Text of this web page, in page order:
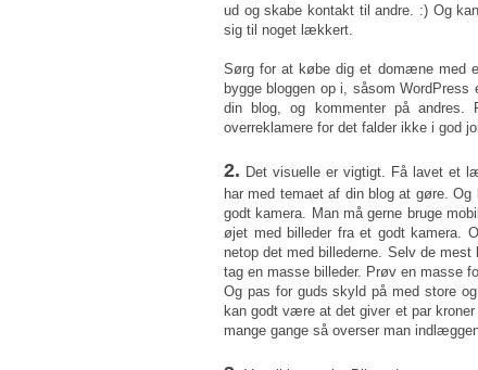
ud og skabe kontakt til andre. :) Og
sig til noget lækkert.
Sørg for at købe dig et domæne med
bygge bloggen op i, såsom
din blog, og kommenter på
overreklamere for det falder ikke i god
2. Det visuelle er vigtigt. Få lavet et
har med temaet af din blog at gøre.
godt kamera. Man må gerne bruge
øjet med billeder fra et godt kamera.
netop det med billederne. Selv de
tag en masse billeder. Prøv en masse
Og pas for guds skyld på med store
kan godt være at det giver et par
mange gange så overser man